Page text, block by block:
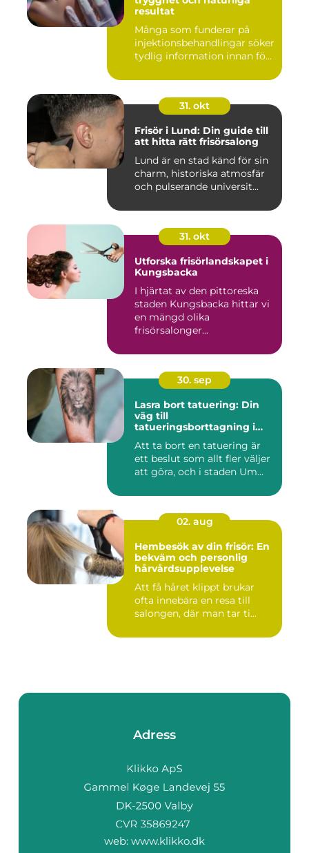
resultat
Många som funderar på
injektionsbehandlingar söker
tydlig information innan fö...
31. okt
Frisör i Lund: Din guide till
att hitta rätt frisörsalong
Lund är en stad känd för sin
charm, historiska atmosfär
och pulserande universit...
31. okt
Utforska frisörlandskapet i
Kungsbacka
I hjärtat av den pittoreska
staden Kungsbacka hittar vi
en mängd olika
frisörsalonger...
30. sep
Lasra bort tatuering: Din
väg till
tatueringsborttagning i
Att ta bort en tatuering är
ett beslut som allt fler väljer
att göra, och i staden Um...
02. aug
Hembesök av din frisör: En
bekväm och personlig
hårvårdsupplevelse
Att få håret klippt brukar
ofta innebära en resa till
salongen, där man tar ti...
Adress
web: www.klikko.dk